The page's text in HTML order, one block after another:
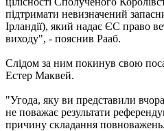
підтримати невизначений
Ірландії), який надає ЄС право
виходу", - пояснив Рааб.
Слідом за ним покинув свою
Естер Маквей.
"Угода, яку ви представили
не поважає результати
причину складання повноважень.